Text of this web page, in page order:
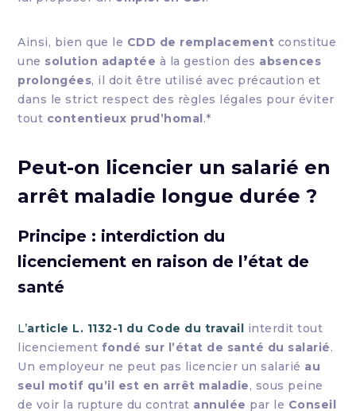
Ainsi, bien que le CDD de remplacement constitue
une solution adaptée à la gestion des absences
prolongées, il doit être utilisé avec précaution et
dans le strict respect des règles légales pour éviter
tout contentieux prud’homal.*
Peut-on licencier un salarié en
arrêt maladie longue durée ?
Principe : interdiction du
licenciement en raison de l’état de
santé
L’article L. 1132-1 du Code du travail interdit tout
licenciement fondé sur l’état de santé du salarié.
Un employeur ne peut pas licencier un salarié au
seul motif qu’il est en arrêt maladie, sous peine
de voir la rupture du contrat annulée par le Conseil